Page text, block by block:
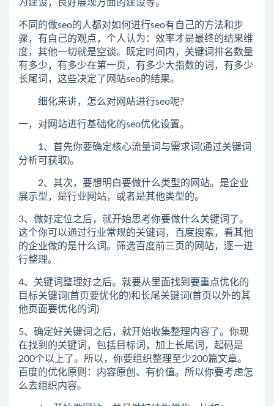
为建设，良好展现方面的建设等。
不同的做seo的人都对如何进行seo有自己的方法和步
骤，有自己的观点，个人认为：效率才是最终的结果维
度，其他一切就是空谈。既定时间内，关键词排名数量
有多少，有多少在第一页，有多少大指数的词，有多少
长尾词，这些决定了网站seo的结果。
细化来讲，怎么对网站进行seo呢?
一，对网站进行基础化的seo优化设置。
1、首先你要确定核心流量词与需求词(通过关键词
分析可获取)。
2、其次，要想明白要做什么类型的网站。是企业
展示型，是行业网站，或者是其他类型的。
3、做好定位之后，就开始思考你要做什么关键词了。
这个你可以通过行业常规的关键词，百度搜索，看其他
的企业做的是什么词。筛选百度前三页的网站，逐一进
行整理。
4、关键词整理好之后。就要从里面找到要重点优化的
目标关键词(首页要优化的)和长尾关键词(首页以外的其
他页面要优化的词)
5、确定好关键词之后，就开始收集整理内容了。你现
在找到的关键词，包括目标词，加上长尾词，起码是
200个以上了。所以，你要组织整理至少200篇文章。
百度的优化原则：内容原创、有价值。所以你要考虑怎
么去组织内容。